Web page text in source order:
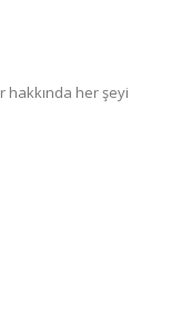
her şeyi